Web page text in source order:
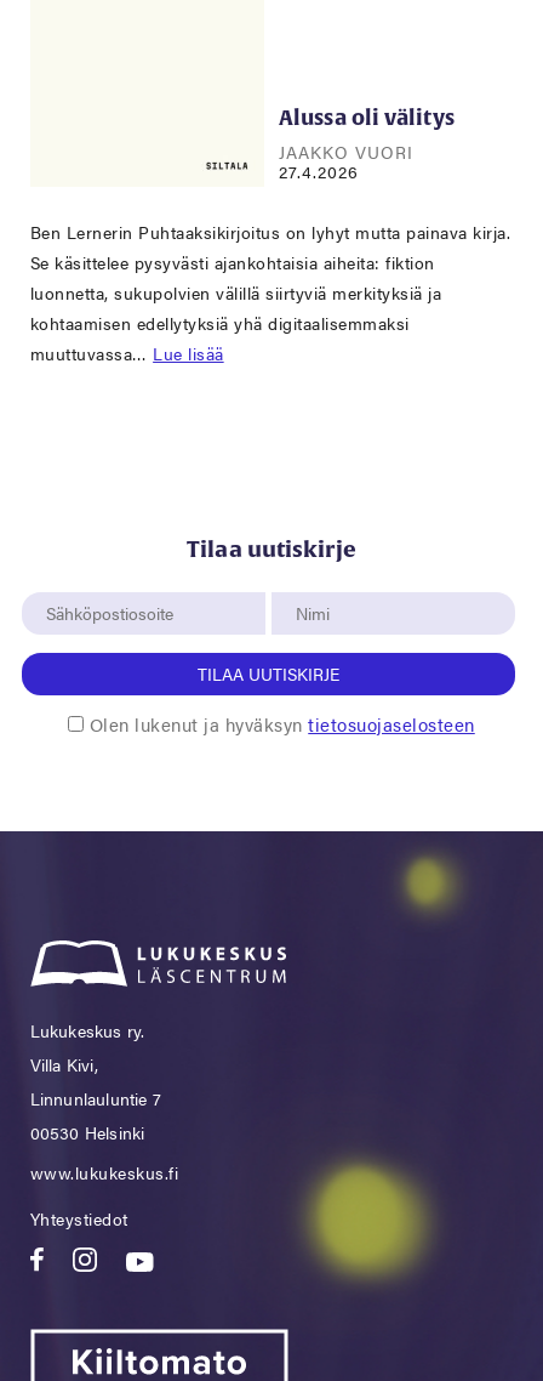
Alussa oli välitys
JAAKKO VUORI
27.4.2026
Ben Lernerin Puhtaaksikirjoitus on lyhyt mutta painava kirja.
Se käsittelee pysyvästi ajankohtaisia aiheita: fiktion
luonnetta, sukupolvien välillä siirtyviä merkityksiä ja
kohtaamisen edellytyksiä yhä digitaalisemmaksi
muuttuvassa… Lue lisää
Tilaa uutiskirje
TILAA UUTISKIRJE
Olen lukenut ja hyväksyntietosuojaselosteen
Lukukeskus ry.
Villa Kivi,
Linnunlauluntie 7
00530 Helsinki
www.lukukeskus.fi
Yhteystiedot